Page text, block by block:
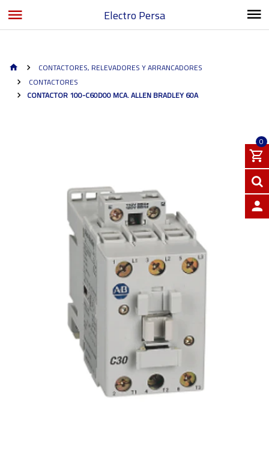
Electro Persa
0
CONTACTORES, RELEVADORES Y ARRANCADORES
CONTACTORES
CONTACTOR 100-C60D00 MCA. ALLEN BRADLEY 60A